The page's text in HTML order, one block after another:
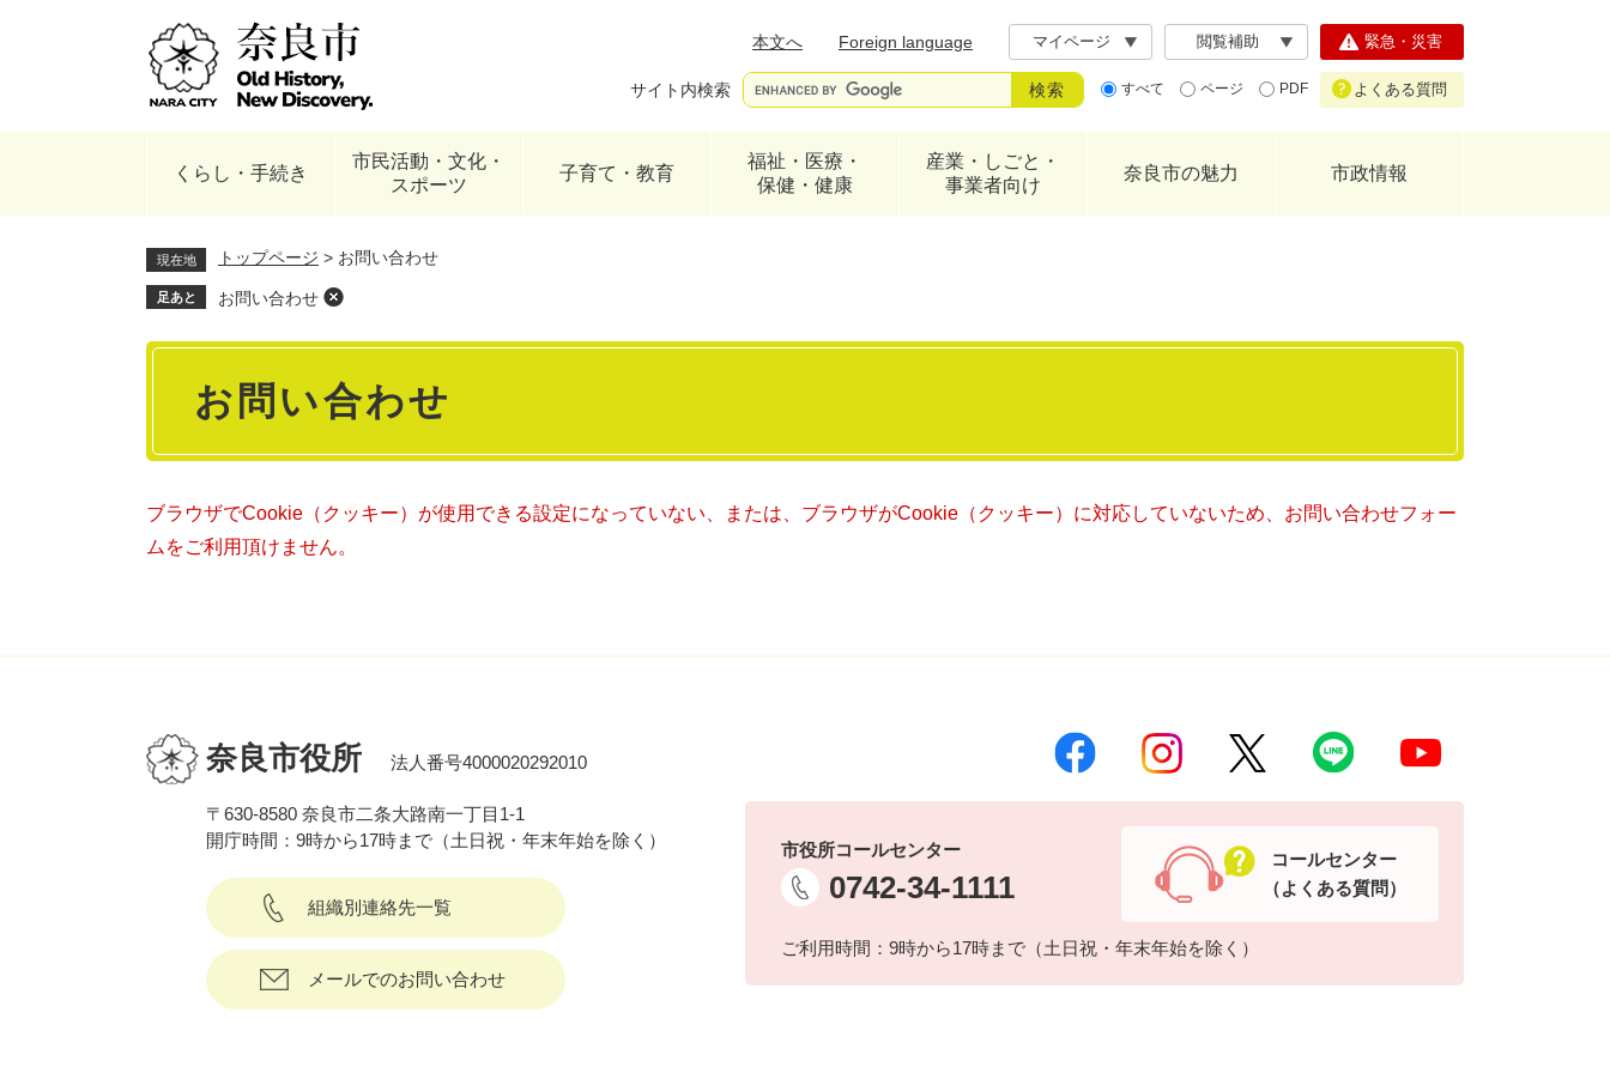
本文へ
Foreign language マイページ 閲覧補助
サイト内検索 すべて ページ PDF
緊急・災害
よくある質問
くらし・手続き
市民活動・文化・
スポーツ
子育て・教育
福祉・医療・
保健・健康
産業・しごと・
事業者向け
奈良市の魅力 市政情報
現在地 トップページ > お問い合わせ
足あと お問い合わせ
本
お問い合わせ
ブラウザでCookie（クッキー）が使用できる設定になっていない、または、ブラウザがCookie（クッキー）に対応していないため、お問い合わせフォー
ムをご利用頂けません。
奈良市役所 法人番号4000020292010
〒630-8580 奈良市二条大路南一丁目1-1
開庁時間：9時から17時まで（土日祝・年末年始を除く）
組織別連絡先一覧
メールでのお問い合わせ
市役所コールセンター
0742-34-1111
ご利用時間：9時から17時まで（土日祝・年末年始を除く）
コールセンター
（よくある質問）